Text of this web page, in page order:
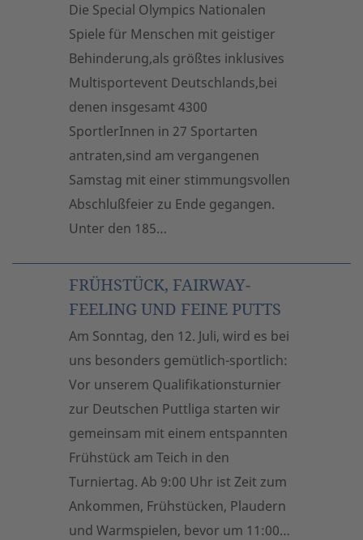
Die Special Olympics Nationalen
Spiele für Menschen mit geistiger
Behinderung,als größtes inklusives
Multisportevent Deutschlands,bei
denen insgesamt 4300
SportlerInnen in 27 Sportarten
antraten,sind am vergangenen
Samstag mit einer stimmungsvollen
Abschlußfeier zu Ende gegangen.
Unter den 185…
FRÜHSTÜCK, FAIRWAY-
FEELING UND FEINE PUTTS
Am Sonntag, den 12. Juli, wird es bei
uns besonders gemütlich-sportlich:
Vor unserem Qualifikationsturnier
zur Deutschen Puttliga starten wir
gemeinsam mit einem entspannten
Frühstück am Teich in den
Turniertag. Ab 9:00 Uhr ist Zeit zum
Ankommen, Frühstücken, Plaudern
und Warmspielen, bevor um 11:00…